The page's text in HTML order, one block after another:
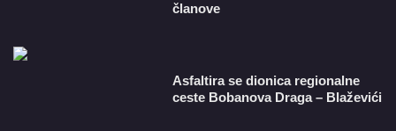
članove
Asfaltira se dionica regionalne
ceste Bobanova Draga – Blaževići